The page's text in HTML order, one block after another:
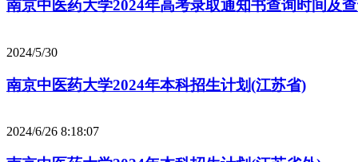
南京中医药大学2024年高考录取通知书查询时间及
2024/5/30
南京中医药大学2024年本科招生计划(江苏省)
2024/6/26 8:18:07